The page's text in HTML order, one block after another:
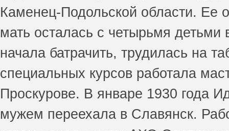
Каменец-Подольской области. Ее
мать осталась с четырьмя
начала батрачить, трудилась на
специальных курсов работала
Проскурове. В январе 1930 года
мужем переехала в Славянск.